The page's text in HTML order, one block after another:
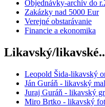
Objednávky-archív do
Zakázky nad 5000 Eur
Verejné obstarávanie
Financie a ekonomika
Likavský/
Leopold Šida-likavský
Ján Guráň - likavský
Juraj Guráň - likavský
Miro Brtko - likavský